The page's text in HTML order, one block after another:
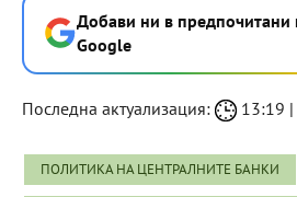
Добави ни в предпочитани
Google
Последна актуализация: 13:19 |
ПОЛИТИКА НА ЦЕНТРАЛНИТЕ БАНКИ